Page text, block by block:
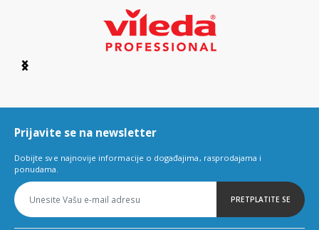
Item
6
Prijavite se na newsletter
Dobijte sve najnovije informacije o događajima, rasprodajama i
ponudama.
PRETPLATITE SE